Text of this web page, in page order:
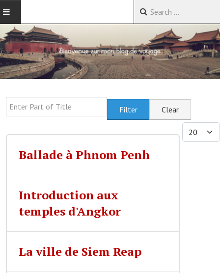
ACCUEIL
VOYAGES EN CHINE
VOYAGES DANS LE MONDE
Enter Part of Title
Filter
Clear
Display #
Ballade à Phnom Penh
Introduction aux
temples d'Angkor
La ville de Siem Reap